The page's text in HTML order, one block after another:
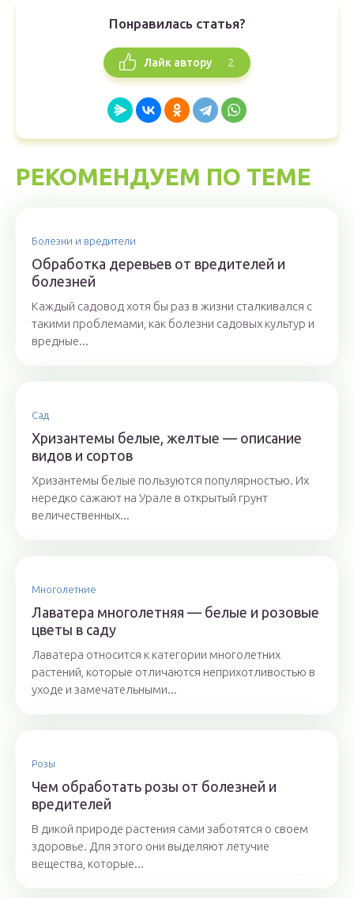
Понравилась статья?
Лайк автору 2
РЕКОМЕНДУЕМ ПО ТЕМЕ
Болезни и вредители
Обработка деревьев от вредителей и
болезней
Каждый садовод хотя бы раз в жизни сталкивался с
такими проблемами, как болезни садовых культур и
вредные...
Сад
Хризантемы белые, желтые — описание
видов и сортов
Хризантемы белые пользуются популярностью. Их
нередко сажают на Урале в открытый грунт
величественных...
Многолетние
Лаватера многолетняя — белые и розовые
цветы в саду
Лаватера относится к категории многолетних
растений, которые отличаются неприхотливостью в
уходе и замечательными...
Розы
Чем обработать розы от болезней и
вредителей
В дикой природе растения сами заботятся о своем
здоровье. Для этого они выделяют летучие
вещества, которые...